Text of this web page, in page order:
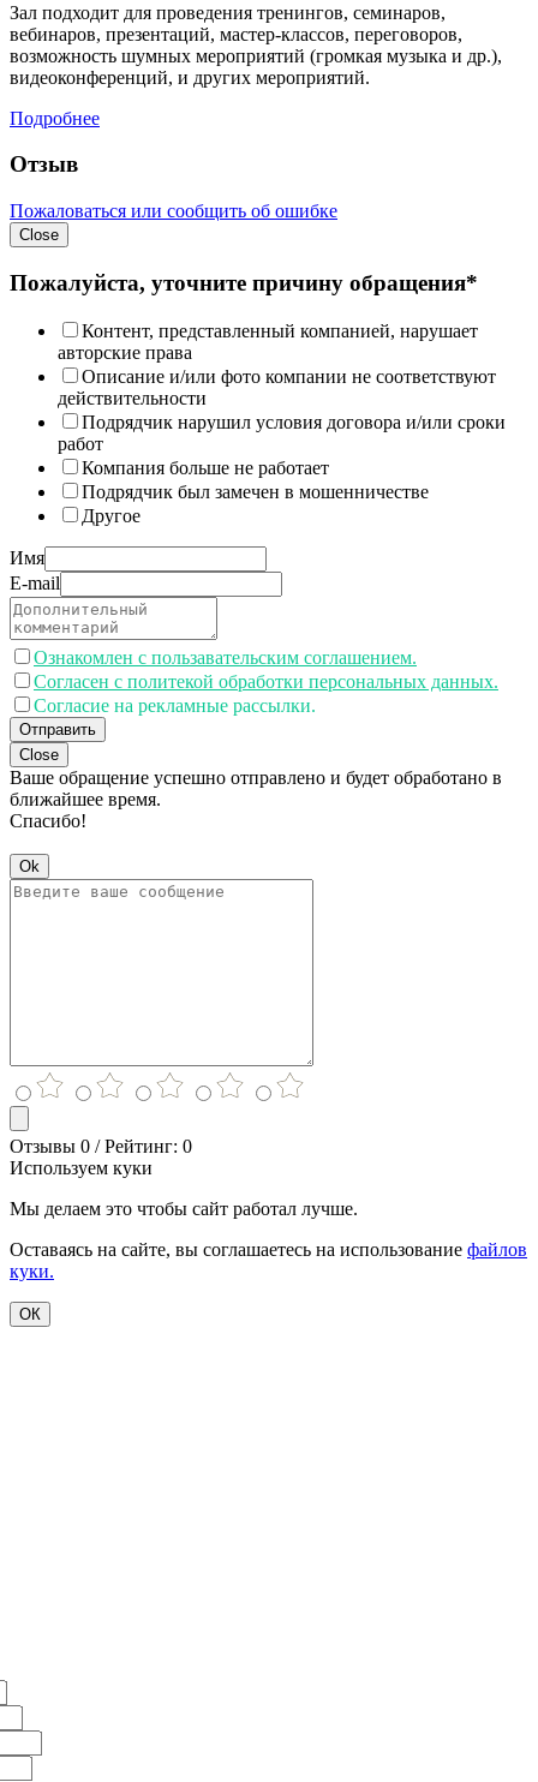
Зал подходит для проведения тренингов, семинаров,
вебинаров, презентаций, мастер-классов, переговоров,
возможность шумных мероприятий (громкая музыка и др.),
видеоконференций, и других мероприятий.
Подробнее
Отзыв
Пожаловаться или сообщить об ошибке
Close
Пожалуйста, уточните причину обращения*
Контент, представленный компанией, нарушает
авторские права
Описание и/или фото компании не соответствуют
действительности
Подрядчик нарушил условия договора и/или сроки
работ
Компания больше не работает
Подрядчик был замечен в мошенничестве
Другое
Имя
E-mail
Ознакомлен с пользавательским соглашением.
Согласен с политекой обработки персональных данных.
Согласие на рекламные рассылки.
Отправить
Close
Ваше обращение успешно отправлено и будет обработано в
ближайшее время.
Спасибо!
Ok
Отзывы 0 / Рейтинг: 0
Используем куки
Мы делаем это чтобы сайт работал лучше.
Оставаясь на сайте, вы соглашаетесь на использование файлов
куки.
ОК